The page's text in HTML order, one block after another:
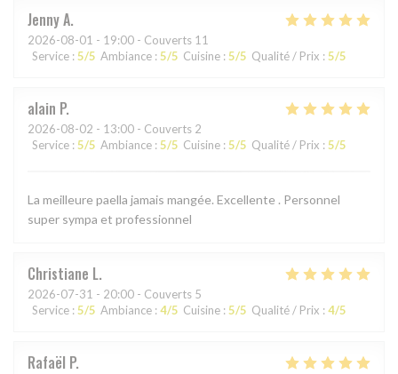
JennyA
2026-08-01 - 19:00 - Couverts 11
Service : 5/5 Ambiance : 5/5 Cuisine : 5/5 Qualité / Prix : 5/5
alain P
2026-08-02 - 13:00 - Couverts 2
Service : 5/5 Ambiance : 5/5 Cuisine : 5/5 Qualité / Prix : 5/5
La meilleure paella jamais mangée. Excellente . Personnel
super sympa et professionnel
Christiane L
2026-07-31 - 20:00 - Couverts 5
Service : 5/5 Ambiance : 4/5 Cuisine : 5/5 Qualité / Prix : 4/5
Rafaël P